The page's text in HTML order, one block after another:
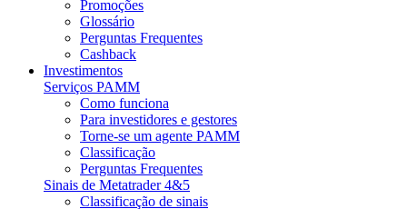
Promoções
Glossário
Perguntas Frequentes
Cashback
Investimentos
Serviços PAMM
Como funciona
Para investidores e gestores
Torne-se um agente PAMM
Classificação
Perguntas Frequentes
Sinais de Metatrader 4&5
Classificação de sinais